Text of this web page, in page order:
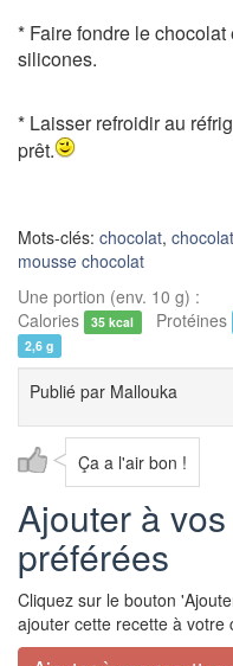
* Faire fondre le
silicones.
* Laisser refroidir au
prêt.
Mots-clés: chocolat,
mousse chocolat
Une portion (env. 10 g) :
Calories
35 kcal Protéines
2,6 g
Publié par Mallouka
Ça a l'air bon !
Ajouter à
préférées
Cliquez sur le bouton
ajouter cette recette à votre